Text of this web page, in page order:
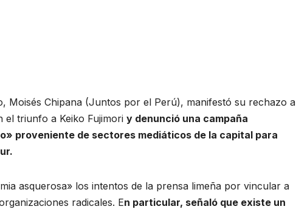
Moisés Chipana (Juntos por el Perú), manifestó su rechazo a
el triunfo a Keiko Fujimori y denunció una campaña
proveniente de sectores mediáticos de la capital para
asquerosa» los intentos de la prensa limeña por vincular a
radicales. En particular, señaló que existe un